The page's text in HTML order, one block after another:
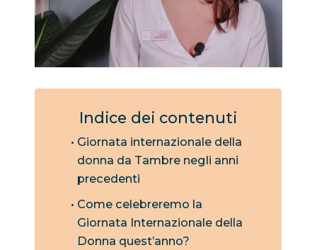
Indice dei contenuti
Giornata internazionale della
donna da Tambre negli anni
precedenti
Come celebreremo la
Giornata Internazionale della
Donna quest’anno?